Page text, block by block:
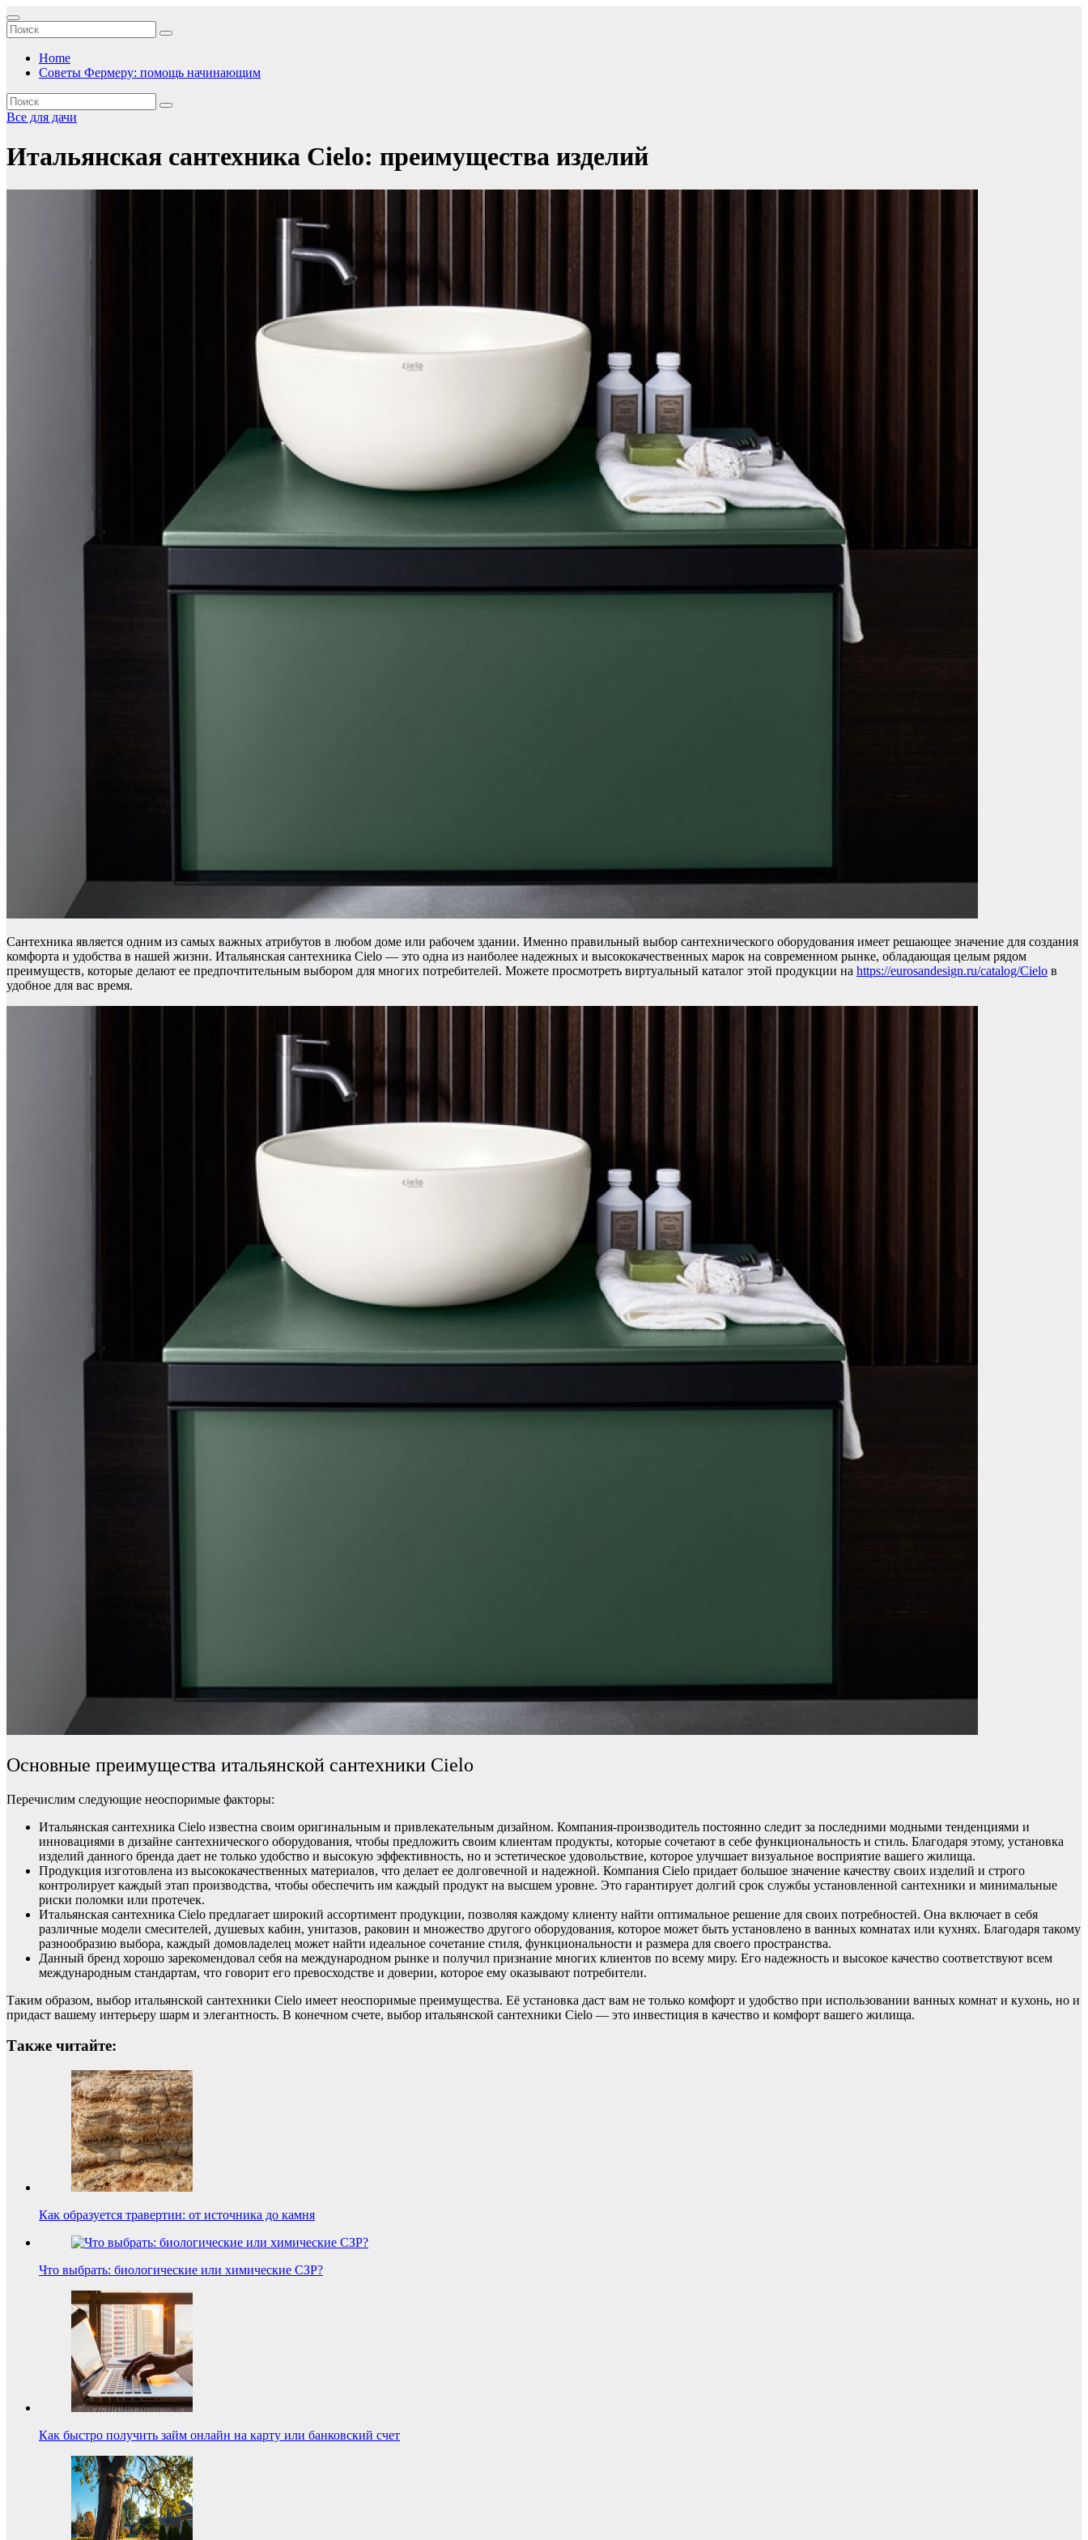
Перейти
к
содержимому
Home
Советы Фермеру: помощь начинающим
Все для дачи
Итальянская сантехника Cielo: преимущества изделий
Сантехника является одним из самых важных атрибутов в любом доме или рабочем здании. Именно правильный выбор сантехнического оборудования имеет решающее значение для создания
комфорта и удобства в нашей жизни. Итальянская сантехника Cielo — это одна из наиболее надежных и высококачественных марок на современном рынке, обладающая целым рядом
преимуществ, которые делают ее предпочтительным выбором для многих потребителей. Можете просмотреть виртуальный каталог этой продукции на https://eurosandesign.ru/catalog/Cielo в
удобное для вас время.
Основные преимущества итальянской сантехники Cielo
Перечислим следующие неоспоримые факторы:
Итальянская сантехника Cielo известна своим оригинальным и привлекательным дизайном. Компания-производитель постоянно следит за последними модными тенденциями и
инновациями в дизайне сантехнического оборудования, чтобы предложить своим клиентам продукты, которые сочетают в себе функциональность и стиль. Благодаря этому, установка
изделий данного бренда дает не только удобство и высокую эффективность, но и эстетическое удовольствие, которое улучшает визуальное восприятие вашего жилища.
Продукция изготовлена из высококачественных материалов, что делает ее долговечной и надежной. Компания Cielo придает большое значение качеству своих изделий и строго
контролирует каждый этап производства, чтобы обеспечить им каждый продукт на высшем уровне. Это гарантирует долгий срок службы установленной сантехники и минимальные
риски поломки или протечек.
Итальянская сантехника Cielo предлагает широкий ассортимент продукции, позволяя каждому клиенту найти оптимальное решение для своих потребностей. Она включает в себя
различные модели смесителей, душевых кабин, унитазов, раковин и множество другого оборудования, которое может быть установлено в ванных комнатах или кухнях. Благодаря такому
разнообразию выбора, каждый домовладелец может найти идеальное сочетание стиля, функциональности и размера для своего пространства.
Данный бренд хорошо зарекомендовал себя на международном рынке и получил признание многих клиентов по всему миру. Его надежность и высокое качество соответствуют всем
международным стандартам, что говорит его превосходстве и доверии, которое ему оказывают потребители.
Таким образом, выбор итальянской сантехники Cielo имеет неоспоримые преимущества. Её установка даст вам не только комфорт и удобство при использовании ванных комнат и кухонь, но и
придаст вашему интерьеру шарм и элегантность. В конечном счете, выбор итальянской сантехники Cielo — это инвестиция в качество и комфорт вашего жилища.
Также читайте:
Как образуется травертин: от источника до камня
Что выбрать: биологические или химические СЗР?
Как быстро получить займ онлайн на карту или банковский счет